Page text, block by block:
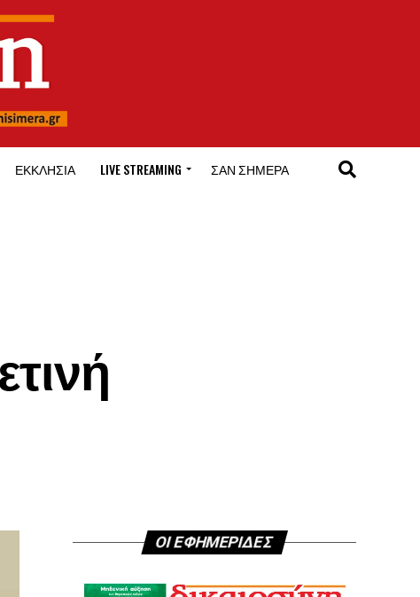
ΕΚΚΛΗΣΊΑ LIVE STREAMING ΣΑΝ ΣΉΜΕΡΑ
ΟΙ ΕΦΗΜΕΡΙΔΕΣ